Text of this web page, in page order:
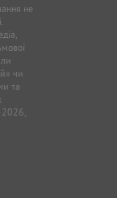
не
чи
та